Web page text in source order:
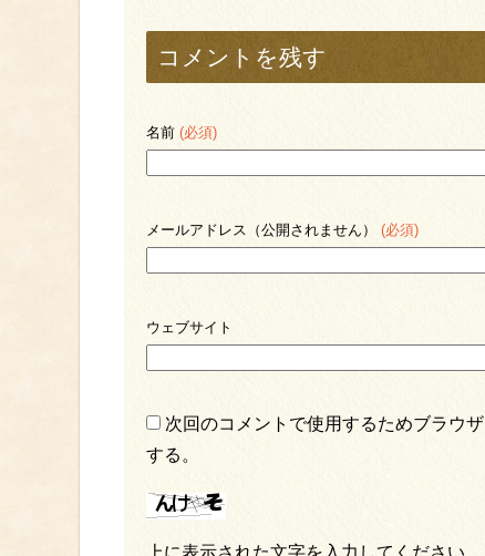
コメントを残す
名前 (必須)
メールアドレス（公開されません） (必須)
ウェブサイト
次回のコメントで使用するためブラウ
する。